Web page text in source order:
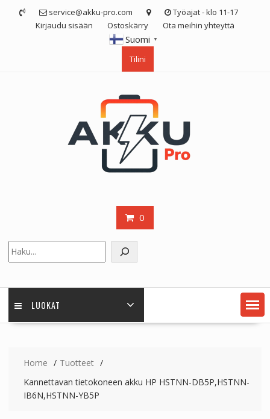
service@akku-pro.com
Työajat - klo 11-17
Kirjaudu sisään
Ostoskärry Ota meihin yhteyttä
Suomi ▼
Tilini
0
LUOKAT
Home
Tuotteet
Kannettavan tietokoneen akku HP HSTNN-DB5P,HSTNN-
IB6N,HSTNN-YB5P